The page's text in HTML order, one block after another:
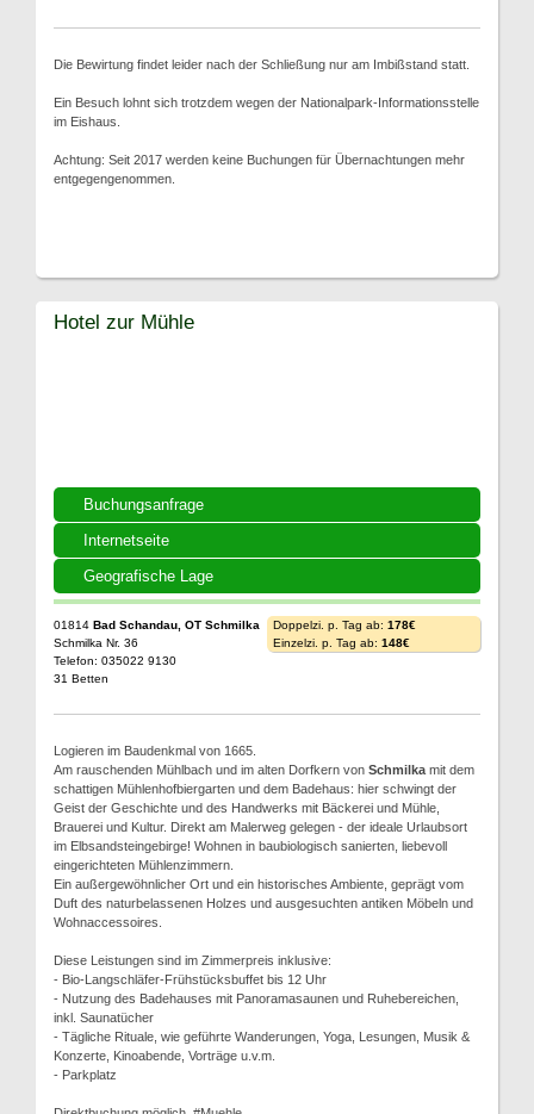
Die Bewirtung findet leider nach der Schließung nur am Imbißstand statt.
Ein Besuch lohnt sich trotzdem wegen der Nationalpark-Informationsstelle
im Eishaus.
Achtung: Seit 2017 werden keine Buchungen für Übernachtungen mehr
entgegengenommen.
Buchungsanfrage
Internetseite
Geografische Lage
Hotel zur Mühle
01814 Bad Schandau, OT Schmilka
Schmilka Nr. 36
Telefon: 035022 9130
31 Betten
Doppelzi. p. Tag ab: 178€
Einzelzi. p. Tag ab: 148€
Logieren im Baudenkmal von 1665.
Am rauschenden Mühlbach und im alten Dorfkern von Schmilka mit dem
schattigen Mühlenhofbiergarten und dem Badehaus: hier schwingt der
Geist der Geschichte und des Handwerks mit Bäckerei und Mühle,
Brauerei und Kultur. Direkt am Malerweg gelegen - der ideale Urlaubsort
im Elbsandsteingebirge! Wohnen in baubiologisch sanierten, liebevoll
eingerichteten Mühlenzimmern.
Ein außergewöhnlicher Ort und ein historisches Ambiente, geprägt vom
Duft des naturbelassenen Holzes und ausgesuchten antiken Möbeln und
Wohnaccessoires.
Diese Leistungen sind im Zimmerpreis inklusive:
- Bio-Langschläfer-Frühstücksbuffet bis 12 Uhr
- Nutzung des Badehauses mit Panoramasaunen und Ruhebereichen,
inkl. Saunatücher
- Tägliche Rituale, wie geführte Wanderungen, Yoga, Lesungen, Musik &
Konzerte, Kinoabende, Vorträge u.v.m.
- Parkplatz